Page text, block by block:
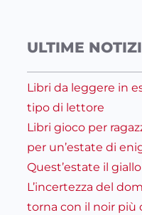
ULTIME
Libri da leggere in
tipo di lettore
Libri gioco per
per un’estate di
Quest’estate il
L’incertezza del
torna con il noir più